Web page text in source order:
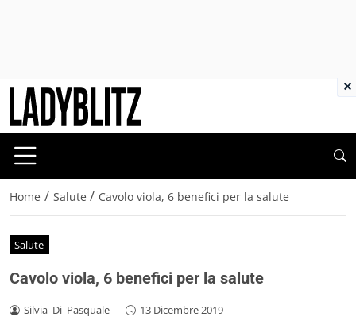
Home / Salute / Cavolo viola, 6 benefici per la salute
Salute
Cavolo viola, 6 benefici per la salute
Silvia_Di_Pasquale - 13 Dicembre 2019
×